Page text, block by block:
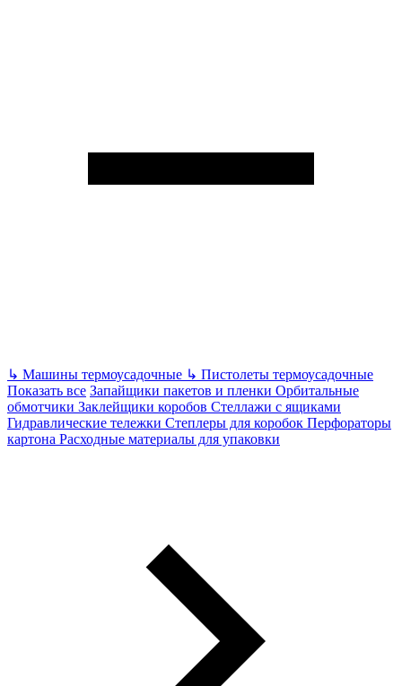
↳ Машины термоусадочные ↳ Пистолеты термоусадочные
Показать все Запайщики пакетов и пленки Орбитальные
обмотчики Заклейщики коробов Стеллажи с ящиками
Гидравлические тележки Степлеры для коробок Перфораторы
картона Расходные материалы для упаковки